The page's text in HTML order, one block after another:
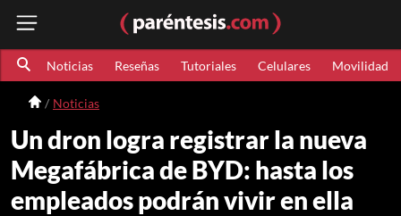
Noticias Reseñas Tutoriales Celulares Movilidad
Noticias
Un dron logra registrar la nueva
Megafábrica de BYD: hasta los
empleados podrán vivir en ella